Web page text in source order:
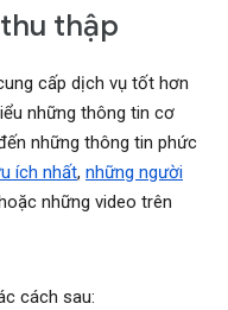
thập
cấp dịch vụ tốt hơn
những thông tin cơ
những thông tin phức
ích nhất, những người
những video trên
cách sau: